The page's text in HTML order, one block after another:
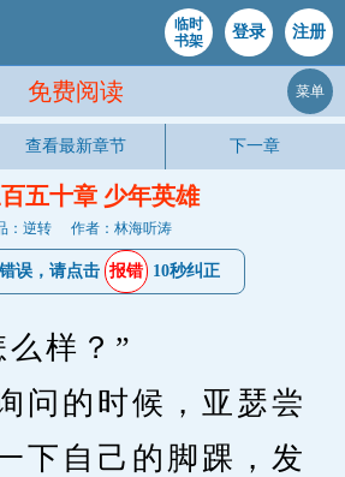
临时
书架
登录 注册
免费阅读 菜单
查看最新章节 下一章
五十章 少年英雄
：逆转 作者：林海听涛
误，请点击 报错 10秒纠正
样？”
的时候，亚瑟尝
下自己的脚踝，发